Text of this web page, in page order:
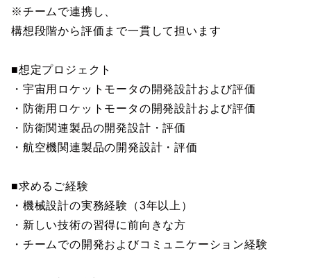
※チームで連携し、
構想段階から評価まで一貫して担います
■想定プロジェクト
・宇宙用ロケットモータの開発設計および評価
・防衛用ロケットモータの開発設計および評価
・防衛関連製品の開発設計・評価
・航空機関連製品の開発設計・評価
■求めるご経験
・機械設計の実務経験（3年以上）
・新しい技術の習得に前向きな方
・チームでの開発およびコミュニケーション経験